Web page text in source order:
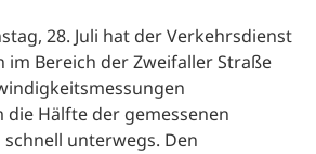
28. Juli hat der Verkehrsdienst
im Bereich der Zweifaller Straße
Hälfte der gemessenen
unterwegs. Den